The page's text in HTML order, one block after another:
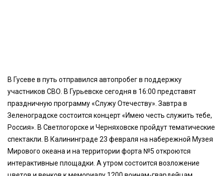
В Гусеве в путь отправился автопробег в поддержку
участников СВО. В Гурьевске сегодня в 16:00 представят
праздничную программу «Служу Отечеству». Завтра в
Зеленоградске состоится концерт «Имею честь служить тебе,
Россия». В Светлогорске и Черняховске пройдут тематические
спектакли. В Калининграде 23 февраля на набережной Музея
Мирового океана и на территории форта №5 откроются
интерактивные площадки. А утром состоится возложение